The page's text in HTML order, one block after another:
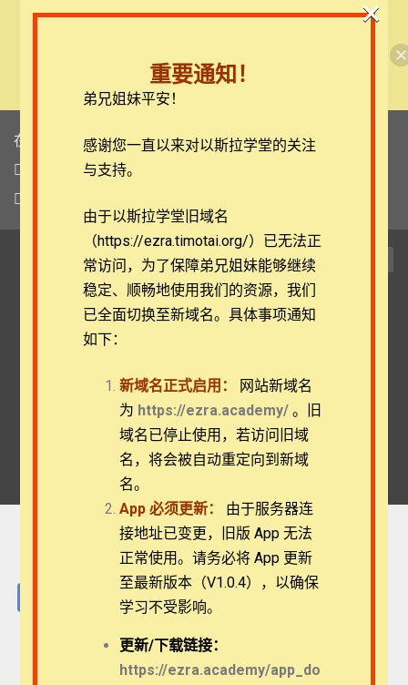
在线客服
ezrahall@timotai.org
新约概论 ：马可福音——撒种
的比喻
Videos
新约概论 ：马可福音——撒种的比喻
Facebook
Twitter
Telegram
Email
Line
重要通知！
弟兄姐妹平安！
感谢您一直以来对以斯拉学堂的关注
与支持。
由于以斯拉学堂旧域名
（https://ezra.timotai.org/）已无法正
常访问， 为了保障弟兄姐妹能够继续
稳定、顺畅地使用我们的资源，我们
已全面切换至新域名。具体事项通知
如下：
新域名正式启用：
网站新域名
为 https://ezra.academy/ 。旧
域名已停止使用，若访问旧域
名，将会被自动重定向到新域
名。
App必须更新：
由于服务器连
接地址已变更，旧版 App 无法
正常使用。请务必将 App 更新
至最新版本（V1.0.4），以确保
学习不受影响。
更新/下载链接：
https://ezra.academy/app_do
×
查看课程